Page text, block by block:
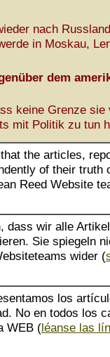
nach
in Moskau,
dem
keine Grenze sie
mit Politik zu tun
the articles,
of their truth
Reed Website
dass wir alle
Sie spiegeln
wider (
los
No en todos los
WEB (léanse las